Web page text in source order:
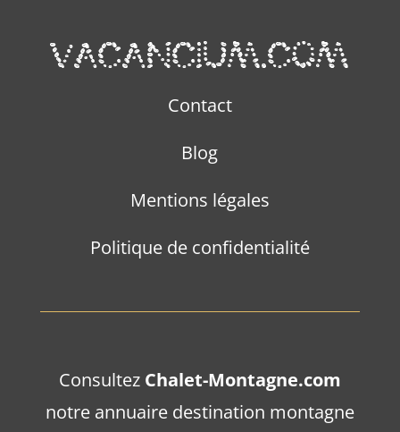
Contact
Blog
Mentions légales
Politique de confidentialité
Consultez Chalet-Montagne.com
notre annuaire destination montagne